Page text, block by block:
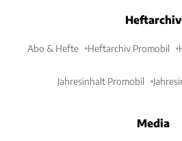
Heftarchiv
Abo & Hefte Heftarchiv Promobil
Jahresinhalt Promobil
Media